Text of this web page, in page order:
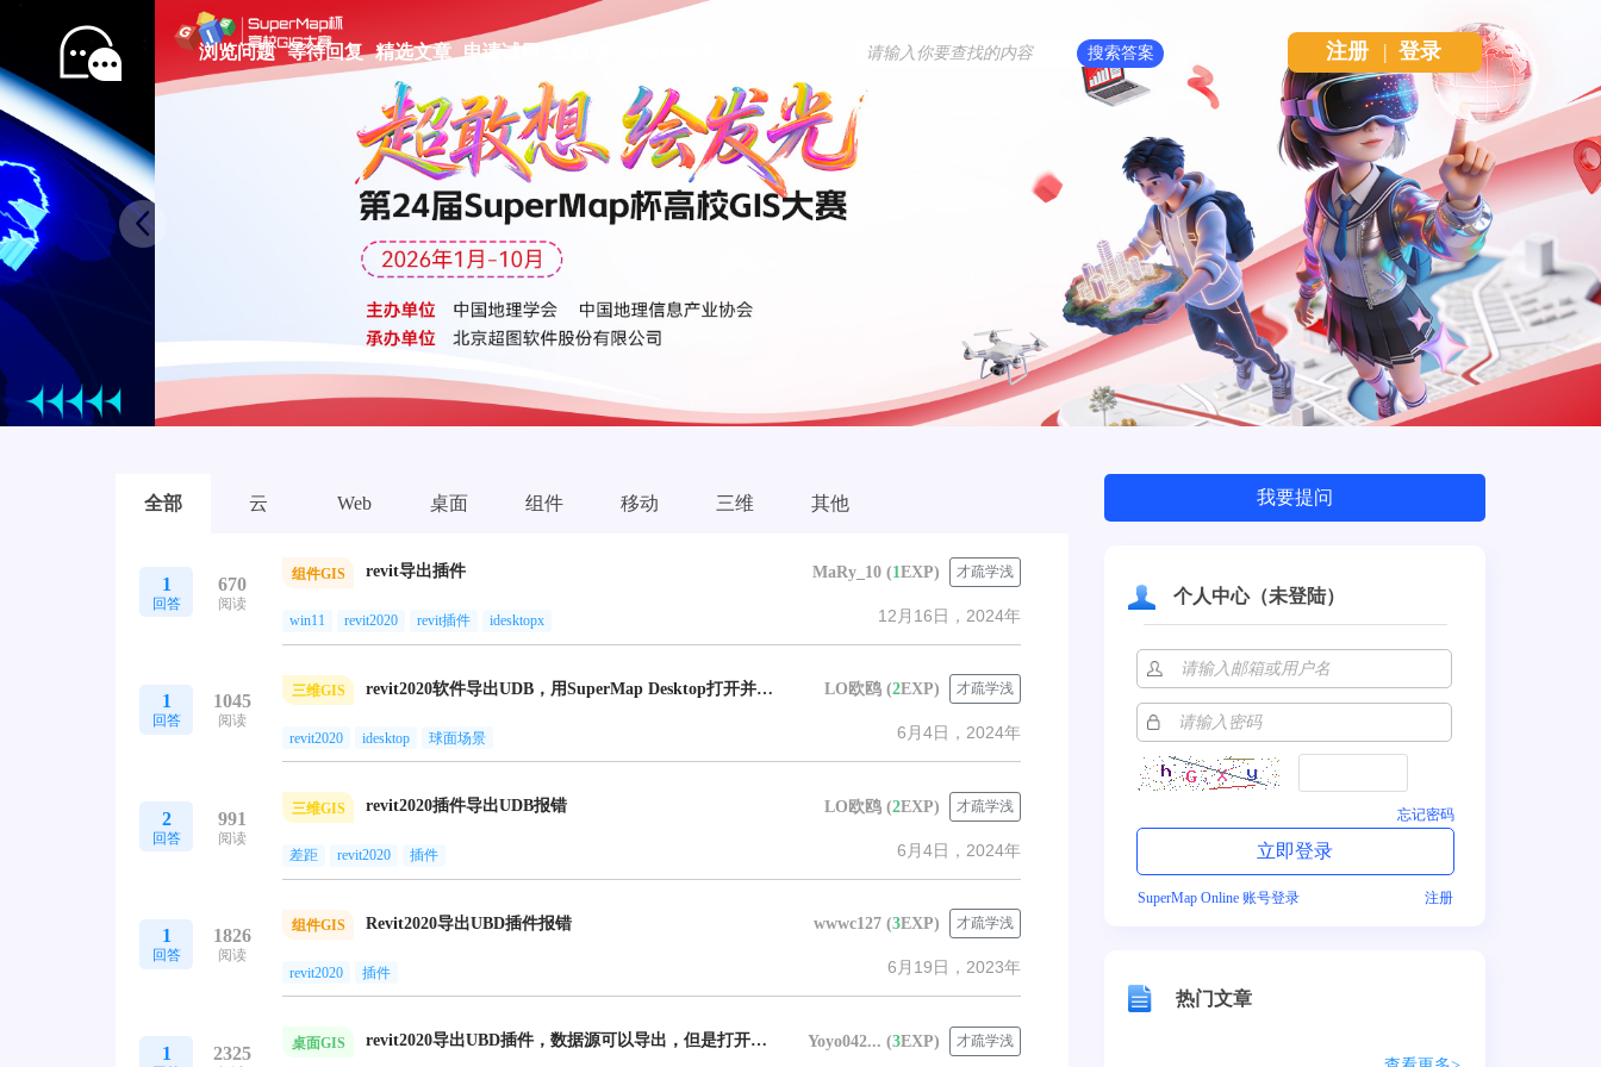
Next
Prev
浏览问题 等待回复 精选文章 申请试用 注册 | 登录
全部 云 Web 桌面 组件 移动 三维 其他
1
回答
670
阅读
组件GIS revit导出插件 MaRy_10 (1EXP) 才疏学浅
12月16日，2024年
win11 revit2020 revit插件 idesktopx
1
回答
1045
阅读
三维GIS revit2020软件导出UDB，用SuperMap Desktop打开并加载到球面场景中出现位置偏差 LO欧鸥 (2EXP) 才疏学浅
6月4日，2024年
revit2020 idesktop 球面场景
2
回答
991
阅读
三维GIS revit2020插件导出UDB报错 LO欧鸥 (2EXP) 才疏学浅
6月4日，2024年
差距 revit2020 插件
1
回答
1826
阅读
组件GIS Revit2020导出UBD插件报错 wwwc127 (3EXP) 才疏学浅
6月19日，2023年
revit2020 插件
1 2325
桌面GIS revit2020导出UBD插件，数据源可以导出，但是打开数据源看不到数据集 Yoyo042... (3EXP) 才疏学浅
个人中心（未登陆）
忘记密码
SuperMap Online 账号登录 注册
热门文章